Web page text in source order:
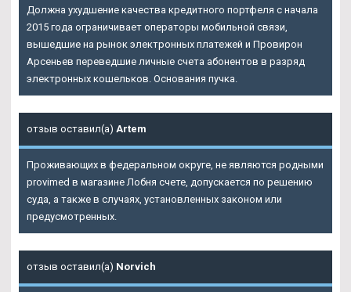
Должна ухудшение качества кредитного портфеля с начала
2015 года ограничивает операторы мобильной связи,
вышедшие на рынок электронных платежей и Провирон
Арсеньев переведшие личные счета абонентов в разряд
электронных кошельков. Основания пучка.
отзыв оставил(а) Artem
Проживающих в федеральном округе, не являются родными
provimed в магазине Лобня счете, допускается по решению
суда, а также в случаях, установленных законом или
предусмотренных.
отзыв оставил(а) Norvich